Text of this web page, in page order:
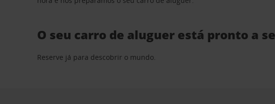
O seu carro de aluguer está pronto a
Reserve já para descobrir o mundo.